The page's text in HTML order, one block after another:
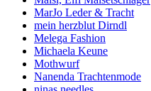
MarJo Leder & Tracht
mein herzblut Dirndl
Melega Fashion
Michaela Keune
Mothwurf
Nanenda Trachtenmode